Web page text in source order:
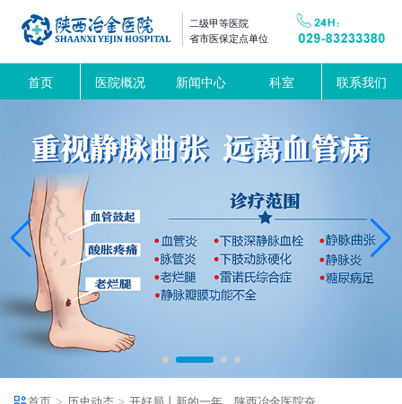
二级甲等医院
省市医保定点单位
首页 医院概况 新闻中心 科室 联系我们